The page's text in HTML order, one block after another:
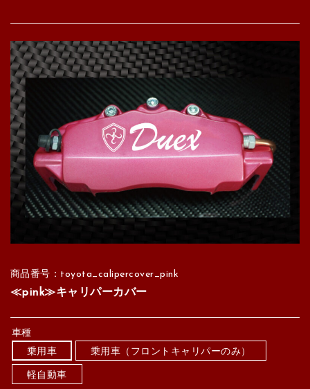
商品番号：toyota_calipercover_pink
≪pink≫キャリパーカバー
車種
乗用車
乗用車（フロントキャリパーのみ）
軽自動車